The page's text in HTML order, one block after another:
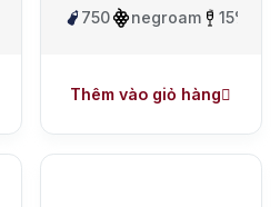
750ml negroamaro15%
Thêm vào giỏ hàng